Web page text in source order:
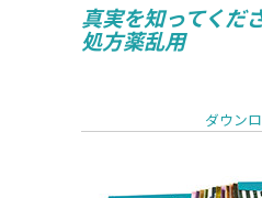
真実を知ってくだ
処方薬乱用
ダウン